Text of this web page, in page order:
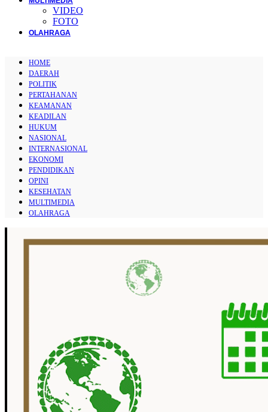
VIDEO
FOTO
OLAHRAGA
HOME
DAERAH
POLITIK
PERTAHANAN
KEAMANAN
KEADILAN
HUKUM
NASIONAL
INTERNASIONAL
EKONOMI
PENDIDIKAN
OPINI
KESEHATAN
MULTIMEDIA
OLAHRAGA